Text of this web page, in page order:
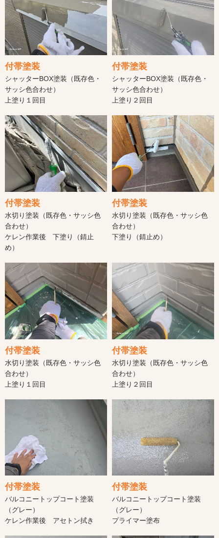
付帯塗装
シャッターBOX塗装（既存色・
サッシ色合わせ）
上塗り１回目
付帯塗装
シャッターBOX塗装（既存色・
サッシ色合わせ）
上塗り２回目
付帯塗装
水切り塗装（既存色・サッシ色
合わせ）
ケレン作業後 下塗り（錆止
め）
付帯塗装
水切り塗装（既存色・サッシ色
合わせ）
下塗り（錆止め）
付帯塗装
水切り塗装（既存色・サッシ色
合わせ）
上塗り１回目
付帯塗装
水切り塗装（既存色・サッシ色
合わせ）
上塗り２回目
付帯塗装
バルコニートップコート塗装
（グレー）
ケレン作業後 アセトン拭き
付帯塗装
バルコニートップコート塗装
（グレー）
プライマー塗布